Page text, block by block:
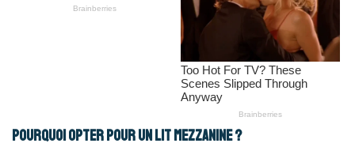
Pourquoi opter pour un lit mezzanine ?